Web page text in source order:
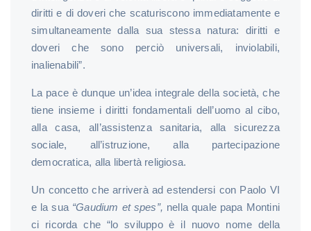
diritti e di doveri che scaturiscono immediatamente e
simultaneamente dalla sua stessa natura: diritti e
doveri che sono perciò universali, inviolabili,
inalienabili”.
La pace è dunque un’idea integrale della società, che
tiene insieme i diritti fondamentali dell’uomo al cibo,
alla casa, all’assistenza sanitaria, alla sicurezza
sociale, all’istruzione, alla partecipazione
democratica, alla libertà religiosa.
Un concetto che arriverà ad estendersi con Paolo VI
e la sua “Gaudium et spes”, nella quale papa Montini
ci ricorda che “lo sviluppo è il nuovo nome della